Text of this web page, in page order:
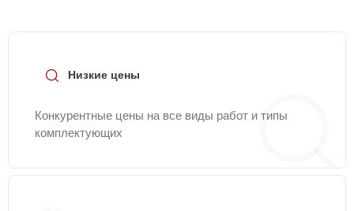
Низкие цены
Конкурентные цены на все виды работ и типы
комплектующих